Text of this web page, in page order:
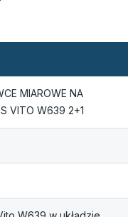
MIAROWE NA
VITO W639 2+1